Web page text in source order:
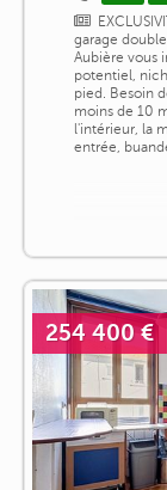
garage
Aubière vous
potentiel,
pied. Besoin
moins de 10
l'intérieur, la
entrée,
254 400 €